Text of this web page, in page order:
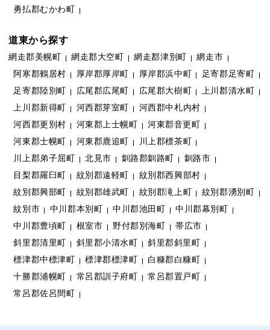
勇払郡むかわ町
道東から探す
網走郡美幌町 網走郡大空町 網走郡津別町
網走市
阿寒郡鶴居村
厚岸郡厚岸町 厚岸郡浜中町
足寄郡足寄町
足寄郡陸別町
広尾郡広尾町 広尾郡大樹町
上川郡清水町
上川郡新得町
河西郡芽室町
河西郡中札内村
河西郡更別村
河東郡上士幌町
河東郡音更町
河東郡士幌町
河東郡鹿追町
川上郡標茶町
川上郡弟子屈町
北見市 釧路郡釧路町
釧路市
目梨郡羅臼町
紋別郡遠軽町
紋別郡西興部村
紋別郡興部町
紋別郡雄武町 紋別郡滝上町
紋別郡湧別町
紋別市
中川郡本別町 中川郡池田町
中川郡幕別町
中川郡豊頃町
根室市 野付郡別海町
帯広市
斜里郡清里町
斜里郡小清水町
斜里郡斜里町
標津郡中標津町
標津郡標津町
白糠郡白糠町
十勝郡浦幌町
常呂郡訓子府町
常呂郡置戸町
常呂郡佐呂間町